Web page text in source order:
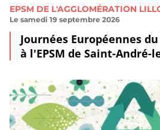
EPSM DE L'AGGLOMÉRATION
Le samedi 19 septembre 2026
Journées Européennes
à l'EPSM de Saint-André-